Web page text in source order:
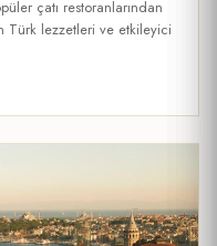
çatı restoranlarından
Türk lezzetleri ve etkileyici